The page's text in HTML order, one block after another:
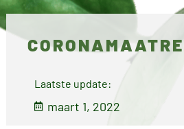
Laatste update:
maart 1, 2022